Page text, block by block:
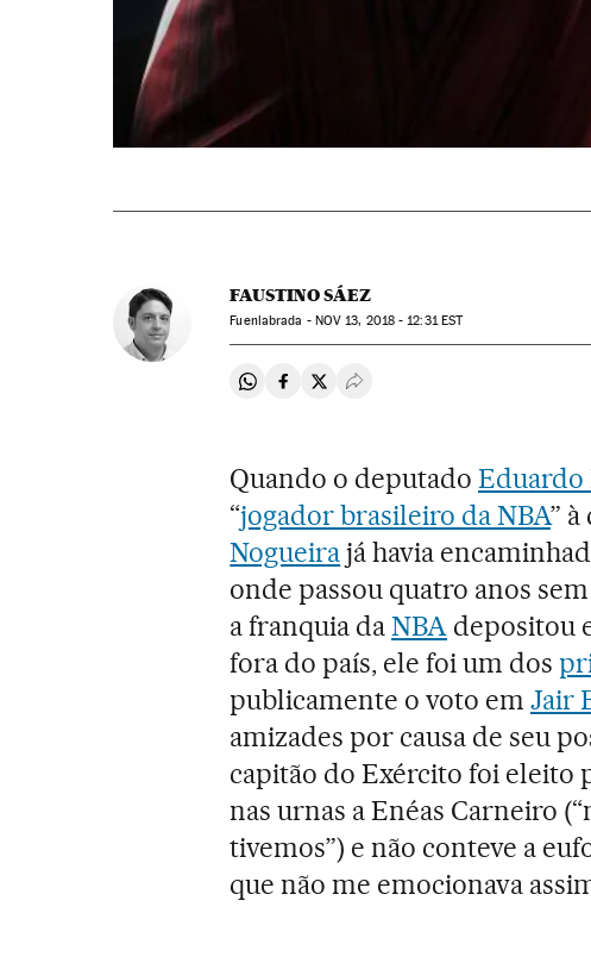
FAUSTINO SÁEZ
Fuenlabrada - NOV 13, 2018 - 12:31EST
Compartir en Whatsapp
Compartir en Facebook
Compartir en Twitter
Desplegar Redes Sociales
Quando o deputado Eduardo
“jogador brasileiro da NBA”
Nogueirajá havia
onde passou quatro anos
a franquia daNBA depositou
fora do país, ele foi um dos
publicamente o voto em Jair
amizades por causa de seu
capitão do Exército foi eleito
nas urnas a Enéas Carneiro
tivemos”) e não conteve a
que não me emocionava